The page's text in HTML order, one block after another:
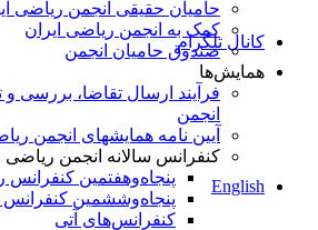
کانال تلگرام
English
حامیان حقیقی انجمن ریاضی
کمک به انجمن ریاضی ایران
صندوق حامیان انجمن
همایش‌ها
فرآیند ارسال تقاضا، بررسی
انجمن
آیین نامه همایشهای انجمن
کنفرانس‌ سالانه انجمن ریاضی
پنجاه‌و‌هفتمین کنفرانس
پنجاه‌و‌ششمین کنفرانس
کنفرانس‌های آتی